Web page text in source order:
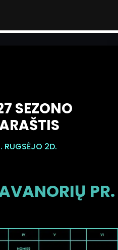
SEZONO
RUGSĖJO 2D.
PR.